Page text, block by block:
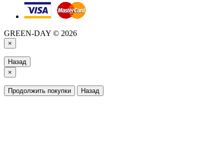
GREEN-DAY © 2026
×
Назад
×
Продолжить покупки Назад